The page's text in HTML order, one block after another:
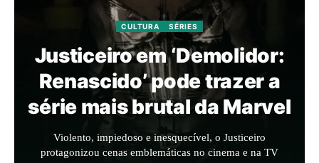
CULTURA SÉRIES
Justiceiro em ‘Demolidor:
Renascido’ pode trazer a
série mais brutal da Marvel
Violento, impiedoso e inesquecível, o Justiceiro
protagonizou cenas emblemáticas no cinema e na TV